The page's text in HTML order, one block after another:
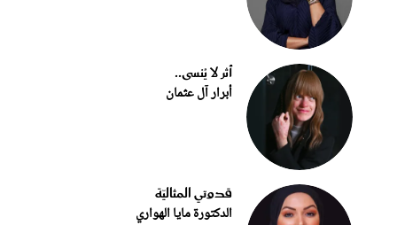
أثر لا يُنسى..
أبرار آل عثمان
قدوتي المثاليّة
الدكتورة مايا الهواري